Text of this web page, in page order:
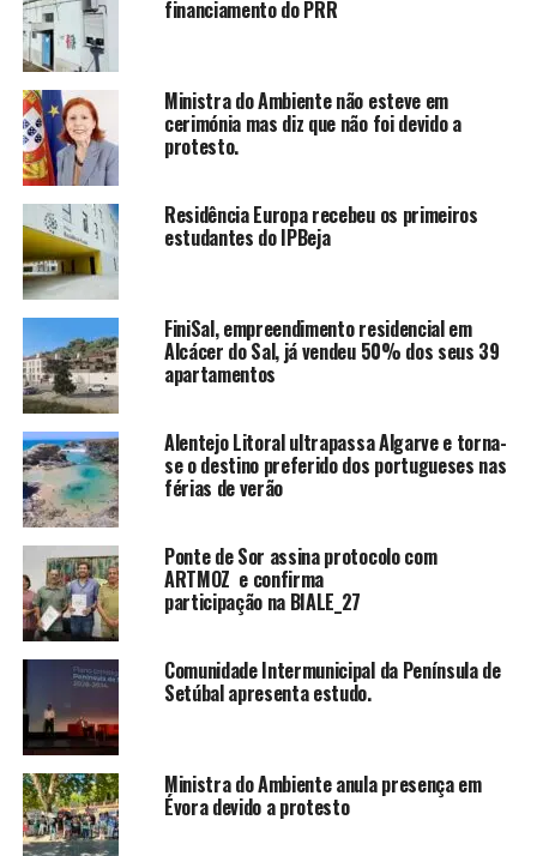
financiamento do PRR
Ministra do Ambiente não esteve em
cerimónia mas diz que não foi devido a
protesto.
Residência Europa recebeu os primeiros
estudantes do IPBeja
FiniSal, empreendimento residencial em
Alcácer do Sal, já vendeu 50% dos seus 39
apartamentos
Alentejo Litoral ultrapassa Algarve e torna-
se o destino preferido dos portugueses nas
férias de verão
Ponte de Sor assina protocolo com
ARTMOZ e confirma
participação na BIALE_27
Comunidade Intermunicipal da Península de
Setúbal apresenta estudo.
Ministra do Ambiente anula presença em
Évora devido a protesto